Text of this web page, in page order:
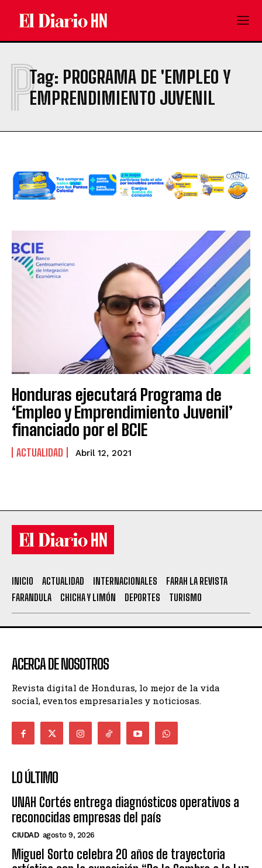
Tag: PROGRAMA DE 'EMPLEO Y
EMPRENDIMIENTO JUVENIL
P
Honduras ejecutará Programa de
‘Empleo y Emprendimiento Juvenil’
financiado por el BCIE
ACTUALIDAD Abril 12, 2021
INICIO ACTUALIDAD INTERNACIONALES
FARAH LA REVISTA
FARANDULA
CHICHA Y LIMÓN DEPORTES TURISMO
ACERCA DE NOSOTROS
Revista digital de Honduras, lo mejor de la vida
social, eventos empresariales y noticiosas.
LO ÚLTIMO
UNAH Cortés entrega diagnósticos operativos a
reconocidas empresas del país
CIUDAD agosto 9, 2026
Miguel Sorto celebra 20 años de trayectoria